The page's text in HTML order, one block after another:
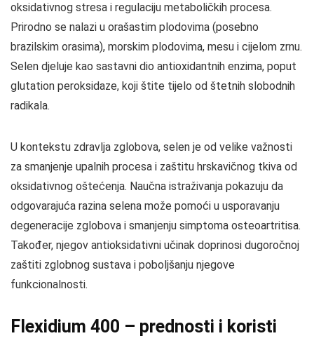
oksidativnog stresa i regulaciju metaboličkih procesa.
Prirodno se nalazi u orašastim plodovima (posebno
brazilskim orasima), morskim plodovima, mesu i cijelom zrnu.
Selen djeluje kao sastavni dio antioxidantnih enzima, poput
glutation peroksidaze, koji štite tijelo od štetnih slobodnih
radikala.
U kontekstu zdravlja zglobova, selen je od velike važnosti
za smanjenje upalnih procesa i zaštitu hrskavičnog tkiva od
oksidativnog oštećenja. Naučna istraživanja pokazuju da
odgovarajuća razina selena može pomoći u usporavanju
degeneracije zglobova i smanjenju simptoma osteoartritisa.
Također, njegov antioksidativni učinak doprinosi dugoročnoj
zaštiti zglobnog sustava i poboljšanju njegove
funkcionalnosti.
Flexidium 400 – prednosti i koristi